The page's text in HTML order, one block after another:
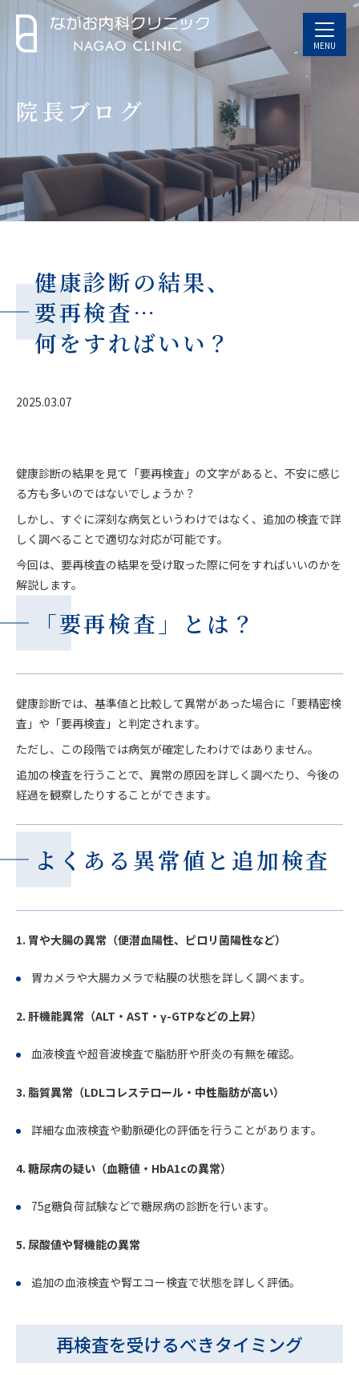
MENU
院長ブログ
健康診断の結果、
要再検査…
何をすればいい？
2025.03.07
健康診断の結果を見て「要再検査」の文字があると、不安に感じ
る方も多いのではないでしょうか？
しかし、すぐに深刻な病気というわけではなく、追加の検査で詳
しく調べることで適切な対応が可能です。
今回は、要再検査の結果を受け取った際に何をすればいいのかを
解説します。
「要再検査」とは？
健康診断では、基準値と比較して異常があった場合に「要精密検
査」や「要再検査」と判定されます。
ただし、この段階では病気が確定したわけではありません。
追加の検査を行うことで、異常の原因を詳しく調べたり、今後の
経過を観察したりすることができます。
よくある異常値と追加検査
1. 胃や大腸の異常（便潜血陽性、ピロリ菌陽性など）
胃カメラや大腸カメラで粘膜の状態を詳しく調べます。
2. 肝機能異常（ALT・AST・γ-GTPなどの上昇）
血液検査や超音波検査で脂肪肝や肝炎の有無を確認。
3. 脂質異常（LDLコレステロール・中性脂肪が高い）
詳細な血液検査や動脈硬化の評価を行うことがあります。
4. 糖尿病の疑い（血糖値・HbA1cの異常）
75g糖負荷試験などで糖尿病の診断を行います。
5. 尿酸値や腎機能の異常
追加の血液検査や腎エコー検査で状態を詳しく評価。
再検査を受けるべきタイミング